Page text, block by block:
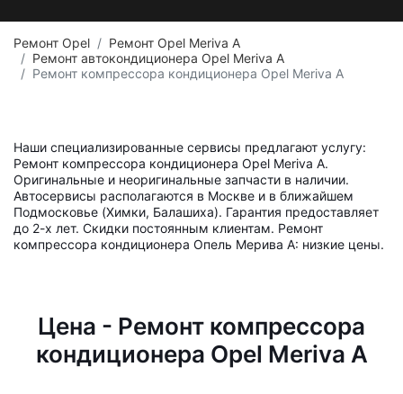
Ремонт Opel
Ремонт Opel Meriva A
Ремонт автокондиционера Opel Meriva A
Ремонт компрессора кондиционера Opel Meriva A
Наши специализированные сервисы предлагают услугу:
Ремонт компрессора кондиционера Opel Meriva A.
Оригинальные и неоригинальные запчасти в наличии.
Автосервисы располагаются в Москве и в ближайшем
Подмосковье (Химки, Балашиха). Гарантия предоставляет
до 2-х лет. Скидки постоянным клиентам. Ремонт
компрессора кондиционера Опель Мерива A: низкие цены.
Цена - Ремонт компрессора
кондиционера Opel Meriva A